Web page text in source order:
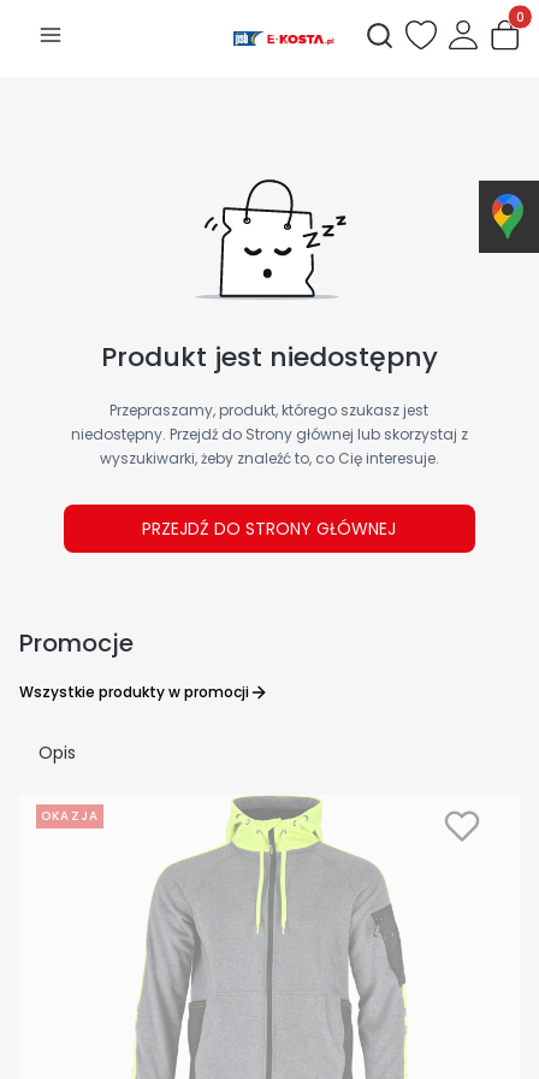
Otwórz wyszukiwarkę
Produkt jest niedostępny
Przepraszamy, produkt, którego szukasz jest
niedostępny. Przejdź do Strony głównej lub skorzystaj z
wyszukiwarki, żeby znaleźć to, co Cię interesuje.
PRZEJDŹ DO STRONY GŁÓWNEJ
Promocje
Wszystkie produkty w promocji
Opis
OKAZJA